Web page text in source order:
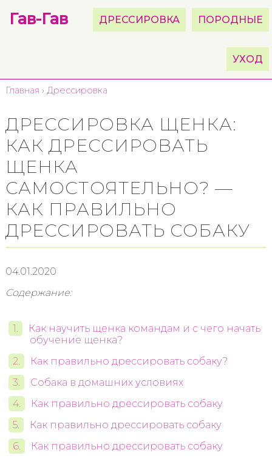
Гав-Гав ДРЕССИРОВКА ПОРОДНЫЕ
УХОД
Главная › Дрессировка
ДРЕССИРОВКА ЩЕНКА:
КАК ДРЕССИРОВАТЬ
ЩЕНКА
САМОСТОЯТЕЛЬНО? —
КАК ПРАВИЛЬНО
ДРЕССИРОВАТЬ СОБАКУ
04.01.2020
Содержание:
Как научить щенка командам и с чего начать
обучение щенка?
Как правильно дрессировать собаку?
Собака в домашних условиях
Как правильно дрессировать собаку
Как правильно дрессировать собаку
Как правильно дрессировать собаку